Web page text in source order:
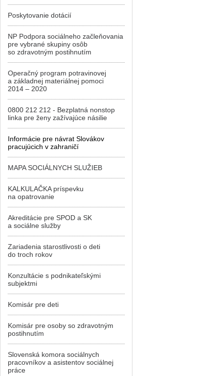
Poskytovanie dotácií
NP Podpora sociálneho začleňovania
pre vybrané skupiny osôb
so zdravotným postihnutím
Operačný program potravinovej
a základnej materiálnej pomoci
2014 – 2020
0800 212 212 - Bezplatná nonstop
linka pre ženy zažívajúce násilie
Informácie pre návrat Slovákov
pracujúcich v zahraničí
MAPA SOCIÁLNYCH SLUŽIEB
KALKULAČKA príspevku
na opatrovanie
Akreditácie pre SPOD a SK
a sociálne služby
Zariadenia starostlivosti o deti
do troch rokov
Konzultácie s podnikateľskými
subjektmi
Komisár pre deti
Komisár pre osoby so zdravotným
postihnutím
Slovenská komora sociálnych
pracovníkov a asistentov sociálnej
práce